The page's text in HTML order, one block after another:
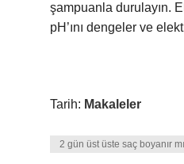
şampuanla durulayın.
pH’ını dengeler ve
Tarih: Makaleler
2 gün üst üste saç boyanır mı